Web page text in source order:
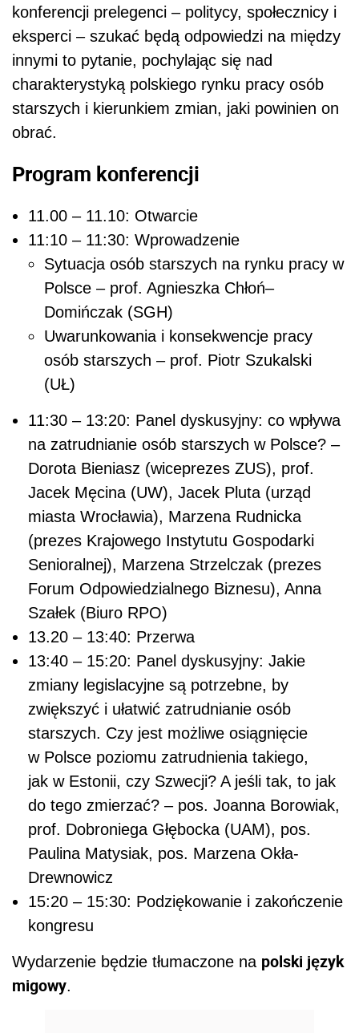
konferencji prelegenci – politycy, społecznicy i
eksperci – szukać będą odpowiedzi na między
innymi to pytanie, pochylając się nad
charakterystyką polskiego rynku pracy osób
starszych i kierunkiem zmian, jaki powinien on
obrać.
Program konferencji
11.00 – 11.10: Otwarcie
11:10 – 11:30: Wprowadzenie
Sytuacja osób starszych na rynku pracy w
Polsce – prof. Agnieszka Chłoń–
Domińczak (SGH)
Uwarunkowania i konsekwencje pracy
osób starszych – prof. Piotr Szukalski
(UŁ)
11:30 – 13:20: Panel dyskusyjny: co wpływa
na zatrudnianie osób starszych w Polsce? –
Dorota Bieniasz (wiceprezes ZUS), prof.
Jacek Męcina (UW), Jacek Pluta (urząd
miasta Wrocławia), Marzena Rudnicka
(prezes Krajowego Instytutu Gospodarki
Senioralnej), Marzena Strzelczak (prezes
Forum Odpowiedzialnego Biznesu), Anna
Szałek (Biuro RPO)
13.20 – 13:40: Przerwa
13:40 – 15:20: Panel dyskusyjny: Jakie
zmiany legislacyjne są potrzebne, by
zwiększyć i ułatwić zatrudnianie osób
starszych. Czy jest możliwe osiągnięcie
w Polsce poziomu zatrudnienia takiego,
jak w Estonii, czy Szwecji? A jeśli tak, to jak
do tego zmierzać? – pos. Joanna Borowiak,
prof. Dobroniega Głębocka (UAM), pos.
Paulina Matysiak, pos. Marzena Okła-
Drewnowicz
15:20 – 15:30: Podziękowanie i zakończenie
kongresu
Wydarzenie będzie tłumaczone na polski język
migowy.